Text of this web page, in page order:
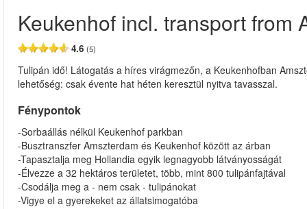
Keukenhof incl. transport from
4.6 (5)
Tulipán idő! Látogatás a híres virágmezőn, a Keukenhofban
lehetőség: csak évente hat héten keresztül nyitva tavasszal.
Fénypontok
-Sorbaállás nélkül Keukenhof parkban
-Busztranszfer Amszterdam és Keukenhof között az árban
-Tapasztalja meg Hollandia egyik legnagyobb látványosságát
-Élvezze a 32 hektáros területet, több, mint 800 tulipánfajtával
-Csodálja meg a - nem csak - tulipánokat
-Vigye el a gyerekeket az állatsimogatóba